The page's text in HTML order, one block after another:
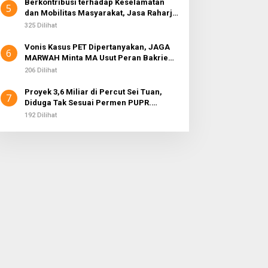
5
Berkontribusi terhadap Keselamatan
dan Mobilitas Masyarakat, Jasa Raharja
Raih Penghargaan di Ajang Transportasi
325 Dilihat
6
Vonis Kasus PET Dipertanyakan, JAGA
MARWAH Minta MA Usut Peran Bakrie
Group
206 Dilihat
7
Proyek 3,6 Miliar di Percut Sei Tuan,
Diduga Tak Sesuai Permen PUPR.
Volume dan Nama Pengawas Tidak
192 Dilihat